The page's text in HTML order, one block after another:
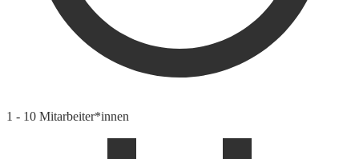
1 - 10 Mitarbeiter*innen